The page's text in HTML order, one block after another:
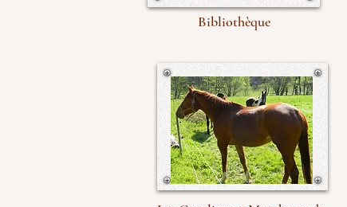
Bibliothèque